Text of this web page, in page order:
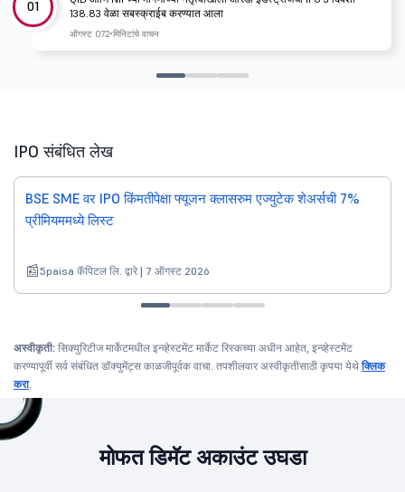
01
138.83 वेळा सबस्क्राईब करण्यात आला
ऑगस्ट 072 मिनिटांचे वाचन
IPO संबंधित लेख
BSE SME वर IPO किंमतीपेक्षा फ्यूजन क्लासरुम एज्युटेक शेअर्सची 7%
प्रीमियममध्ये लिस्ट
5paisa कॅपिटल लि. द्वारे | 7 ऑगस्ट 2026
अस्वीकृती: सिक्युरिटीज मार्केटमधील इन्व्हेस्टमेंट मार्केट रिस्कच्या अधीन आहेत, इन्व्हेस्टमेंट
करण्यापूर्वी सर्व संबंधित डॉक्युमेंट्स काळजीपूर्वक वाचा. तपशीलवार अस्वीकृतीसाठी कृपया येथेक्लिक
करा.
मोफत डिमॅट अकाउंट उघडा